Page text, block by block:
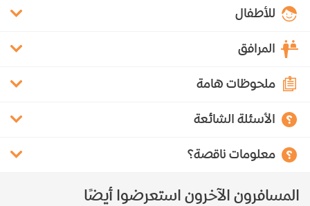
للأطفال
المرافق
ملحوظات هامة
الأسئلة الشائعة
معلومات ناقصة؟
المسافرون الآخرون استعرضوا أيضًا